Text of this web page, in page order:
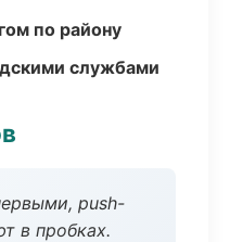
по району
службами
push-
в пробках.